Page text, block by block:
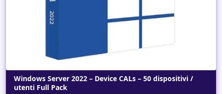
Windows Server 2022 – Device CALs – 50 dispositivi /
utenti Full Pack